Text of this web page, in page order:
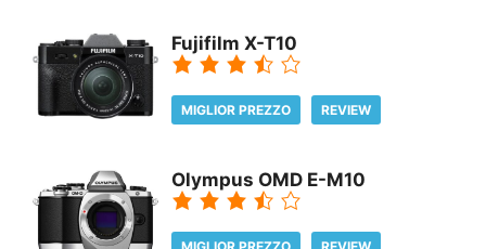
Fujifilm X-T10
MIGLIOR PREZZO REVIEW
Olympus OMD E-M10